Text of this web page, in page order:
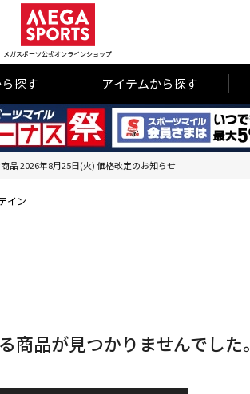
メガスポーツ公式オンラインショップ
探す アイテムから探す
品 2026年8月25日(火) 価格改定のお知らせ
イン
商品が見つかりませんでした。